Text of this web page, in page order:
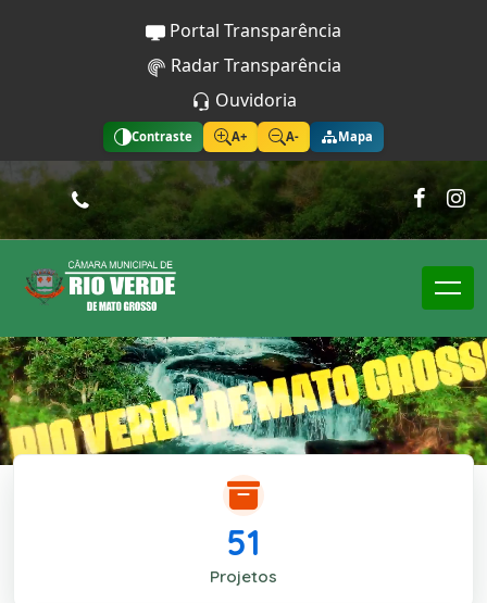
Portal Transparência
Radar Transparência
Ouvidoria
Contraste A+ A- Mapa
51
Projetos